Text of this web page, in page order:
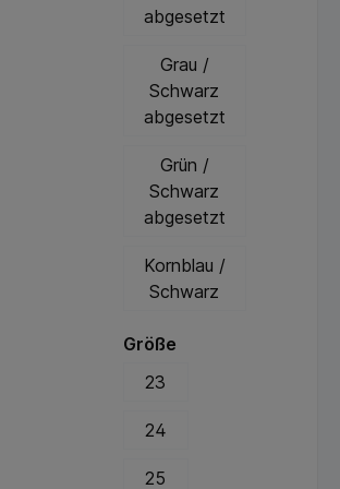
Farbauswahl
Beruf.
abgesetzt
Grau /
Schwarz
abgesetzt
Grün /
Schwarz
abgesetzt
Kornblau /
Schwarz
Größe
23
24
25